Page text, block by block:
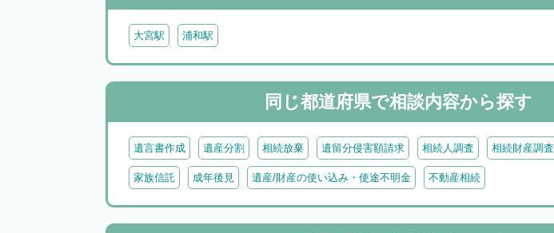
大宮駅 浦和駅
同じ都道府県で相談内容から探す
遺言書作成 遺産分割 相続放棄 遺留分侵害額請求 相続人調査 相続財産調査
家族信託 成年後見 遺産/財産の使い込み・使途不明金 不動産相続